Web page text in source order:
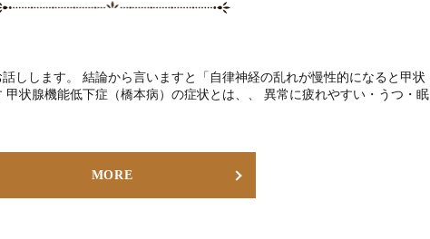
しします。 結論から言いますと「自律神経の乱れが慢性的になると甲状
状腺機能低下症（橋本病）の症状とは、、 異常に疲れやすい・うつ・眠
MORE